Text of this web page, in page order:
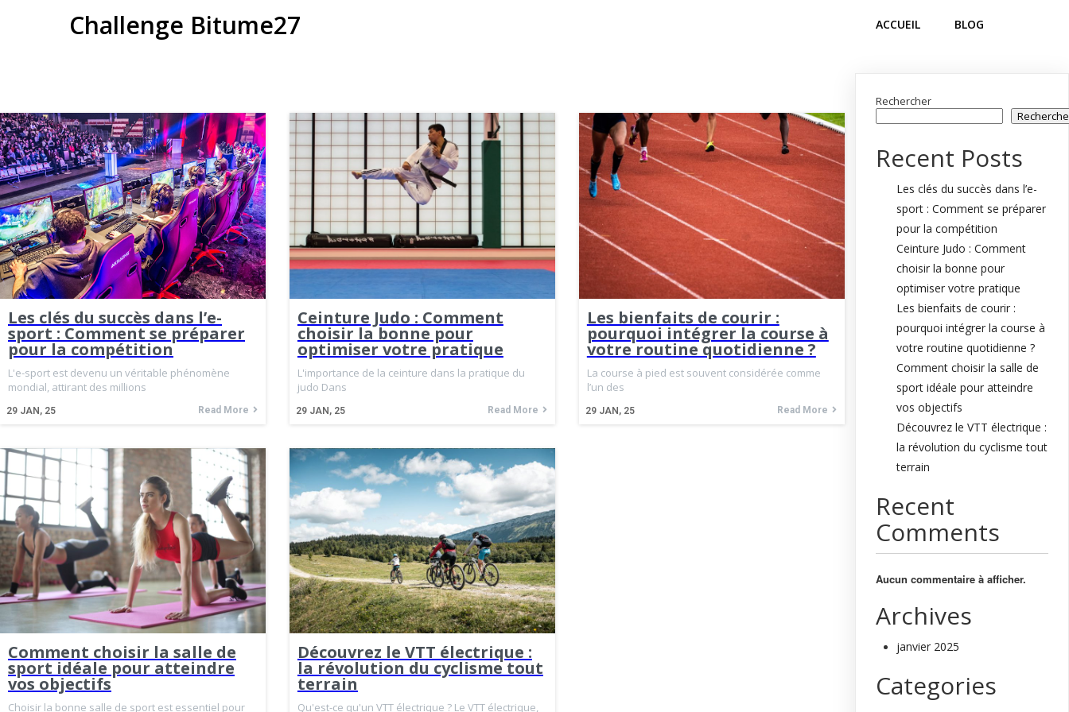
Challenge Bitume27 ACCUEIL BLOG
Les clés du succès dans l’e-
sport : Comment se préparer
pour la compétition
29 JAN, 25
L'e-sport est devenu un véritable phénomène
mondial, attirant des millions
Read More
Ceinture Judo : Comment
choisir la bonne pour
optimiser votre pratique
29 JAN, 25
L'importance de la ceinture dans la pratique du
judo Dans
Read More
Les bienfaits de courir :
pourquoi intégrer la course à
votre routine quotidienne ?
29 JAN, 25
La course à pied est souvent considérée comme
l’un des
Read More
Comment choisir la salle de
sport idéale pour atteindre
vos objectifs
Choisir la bonne salle de sport est essentiel pour
Découvrez le VTT électrique :
la révolution du cyclisme tout
terrain
Qu'est-ce qu'un VTT électrique ? Le VTT électrique,
Rechercher
Recent Posts
Les clés du succès dans l’e-
sport : Comment se préparer
pour la compétition
Ceinture Judo : Comment
choisir la bonne pour
optimiser votre pratique
Les bienfaits de courir :
pourquoi intégrer la course à
votre routine quotidienne ?
Comment choisir la salle de
sport idéale pour atteindre
vos objectifs
Découvrez le VTT électrique :
la révolution du cyclisme tout
terrain
Recent
Comments
Aucun commentaire à afficher.
Archives
janvier 2025
Categories